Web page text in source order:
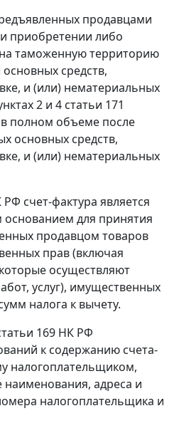
продавцами
приобретении либо
таможенную территорию
средств,
и (или) нематериальных
2 и 4 статьи 171
в полном объеме после
основных средств,
и (или) нематериальных
счет-фактура является
для принятия
продавцом товаров
прав (включая
осуществляют
услуг), имущественных
налога к вычету.
169 НК РФ
к содержанию счета-
налогоплательщиком,
адреса и
налогоплательщика и